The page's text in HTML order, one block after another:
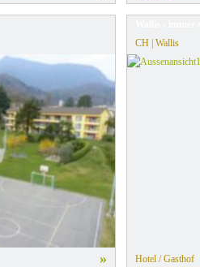
»
CH | Wallis
Hotel / Gasthof